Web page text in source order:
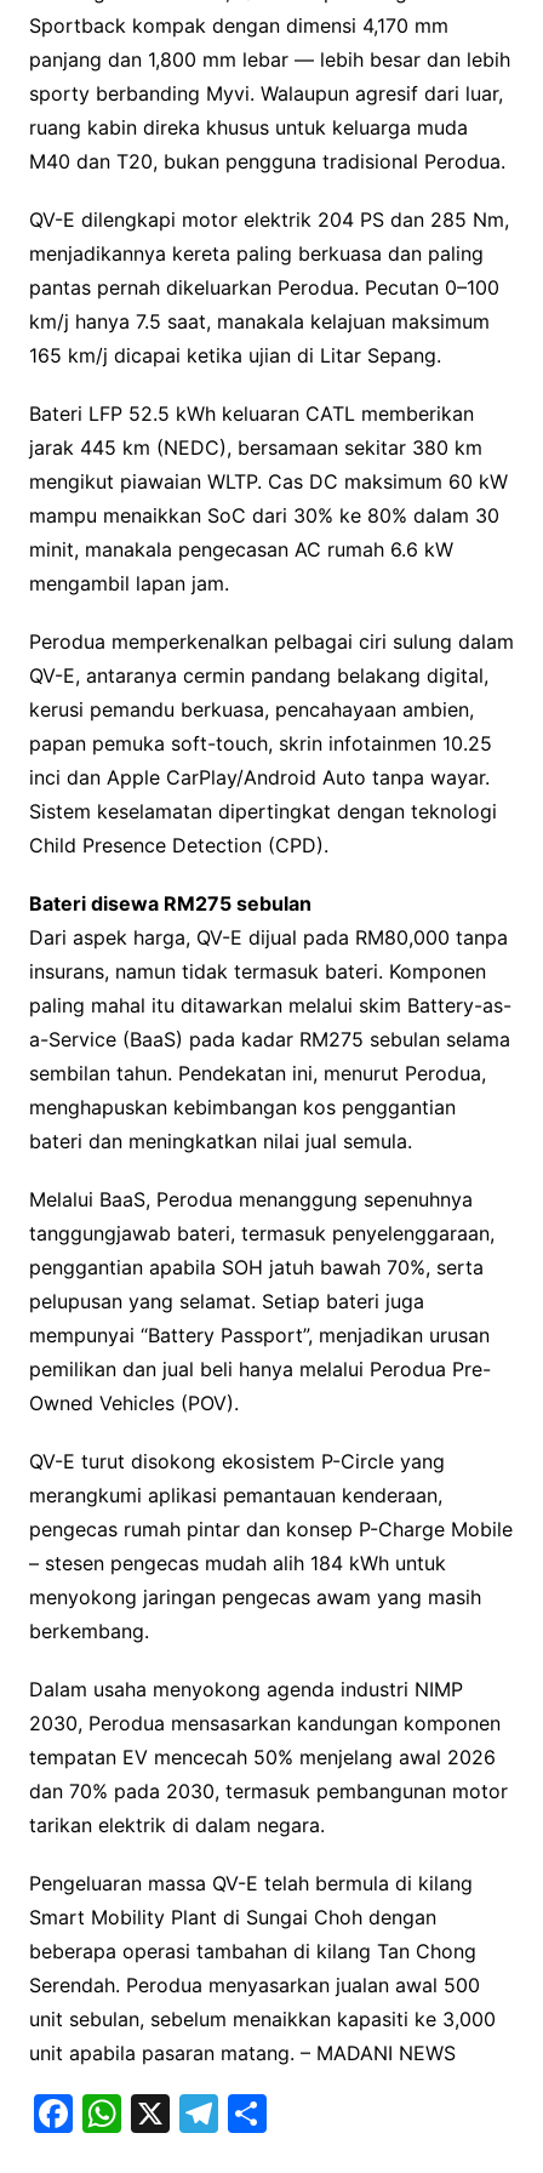
Sportback kompak dengan dimensi 4,170 mm
panjang dan 1,800 mm lebar — lebih besar dan lebih
sporty berbanding Myvi. Walaupun agresif dari luar,
ruang kabin direka khusus untuk keluarga muda
M40 dan T20, bukan pengguna tradisional Perodua.
QV-E dilengkapi motor elektrik 204 PS dan 285 Nm,
menjadikannya kereta paling berkuasa dan paling
pantas pernah dikeluarkan Perodua. Pecutan 0–100
km/j hanya 7.5 saat, manakala kelajuan maksimum
165 km/j dicapai ketika ujian di Litar Sepang.
Bateri LFP 52.5 kWh keluaran CATL memberikan
jarak 445 km (NEDC), bersamaan sekitar 380 km
mengikut piawaian WLTP. Cas DC maksimum 60 kW
mampu menaikkan SoC dari 30% ke 80% dalam 30
minit, manakala pengecasan AC rumah 6.6 kW
mengambil lapan jam.
Perodua memperkenalkan pelbagai ciri sulung dalam
QV-E, antaranya cermin pandang belakang digital,
kerusi pemandu berkuasa, pencahayaan ambien,
papan pemuka soft-touch, skrin infotainmen 10.25
inci dan Apple CarPlay/Android Auto tanpa wayar.
Sistem keselamatan dipertingkat dengan teknologi
Child Presence Detection (CPD).
Bateri disewa RM275 sebulan
Dari aspek harga, QV-E dijual pada RM80,000 tanpa
insurans, namun tidak termasuk bateri. Komponen
paling mahal itu ditawarkan melalui skim Battery-as-
a-Service (BaaS) pada kadar RM275 sebulan selama
sembilan tahun. Pendekatan ini, menurut Perodua,
menghapuskan kebimbangan kos penggantian
bateri dan meningkatkan nilai jual semula.
Melalui BaaS, Perodua menanggung sepenuhnya
tanggungjawab bateri, termasuk penyelenggaraan,
penggantian apabila SOH jatuh bawah 70%, serta
pelupusan yang selamat. Setiap bateri juga
mempunyai “Battery Passport”, menjadikan urusan
pemilikan dan jual beli hanya melalui Perodua Pre-
Owned Vehicles (POV).
QV-E turut disokong ekosistem P-Circle yang
merangkumi aplikasi pemantauan kenderaan,
pengecas rumah pintar dan konsep P-Charge Mobile
– stesen pengecas mudah alih 184 kWh untuk
menyokong jaringan pengecas awam yang masih
berkembang.
Dalam usaha menyokong agenda industri NIMP
2030, Perodua mensasarkan kandungan komponen
tempatan EV mencecah 50% menjelang awal 2026
dan 70% pada 2030, termasuk pembangunan motor
tarikan elektrik di dalam negara.
Pengeluaran massa QV-E telah bermula di kilang
Smart Mobility Plant di Sungai Choh dengan
beberapa operasi tambahan di kilang Tan Chong
Serendah. Perodua menyasarkan jualan awal 500
unit sebulan, sebelum menaikkan kapasiti ke 3,000
unit apabila pasaran matang. – MADANI NEWS
F W X T S